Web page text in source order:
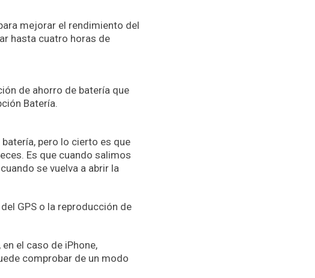
mejorar el rendimiento del
hasta cuatro horas de
de ahorro de batería que
Batería.
pero lo cierto es que
Es que cuando salimos
se vuelva a abrir la
GPS o la reproducción de
el caso de iPhone,
comprobar de un modo